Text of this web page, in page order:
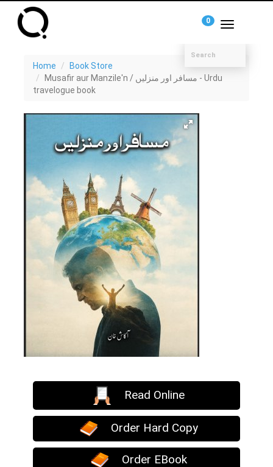
Toggle
0
Home
Book Store
Musafir aur Manzile'n / مسافر اور منزلیں - Urdu
travelogue book
Read Online
Order Hard Copy
Order EBook